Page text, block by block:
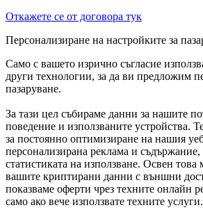
Откажете се от договора тук
Персонализиране на настройките за
Само с вашето изрично съгласие
други технологии, за да ви предложим
пазаруване.
За тази цел събираме данни за нашите
поведение и използваните устройства.
за постоянно оптимизиране на нашия
персонализирана реклама и съдържание,
статистиката на използване. Освен
вашите криптирани данни с външни
показваме оферти чрез техните онлайн
само ако вече използвате техните услуги.